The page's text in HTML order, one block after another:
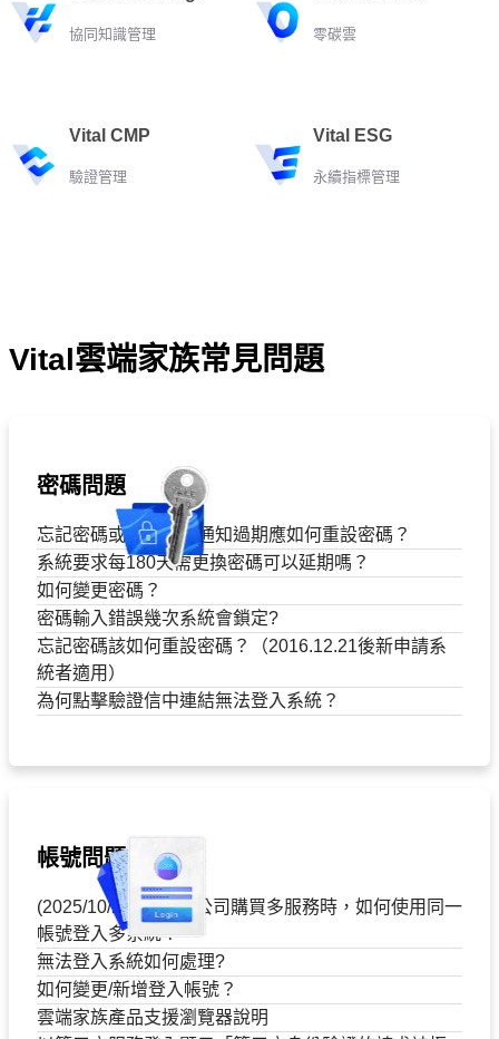
協同知識管理 零碳雲
Vital CMP
驗證管理
Vital ESG
永續指標管理
Vital雲端家族常見問題
密碼問題
忘記密碼或帳號開通通知過期應如何重設密碼？
系統要求每180天需更換密碼可以延期嗎？
如何變更密碼？
密碼輸入錯誤幾次系統會鎖定?
忘記密碼該如何重設密碼？（2016.12.21後新申請系
統者適用）
為何點擊驗證信中連結無法登入系統？
帳號問題
(2025/10/29起適用) 公司購買多服務時，如何使用同一
帳號登入多系統？
無法登入系統如何處理?
如何變更/新增登入帳號？
雲端家族產品支援瀏覽器說明